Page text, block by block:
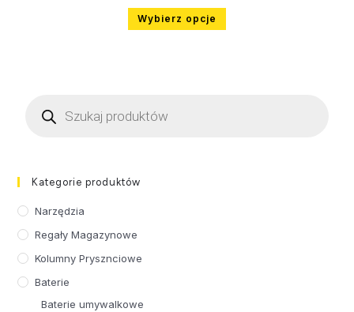
Wybierz opcje
Kategorie produktów
Narzędzia
Regały Magazynowe
Kolumny Prysznciowe
Baterie
Baterie umywalkowe